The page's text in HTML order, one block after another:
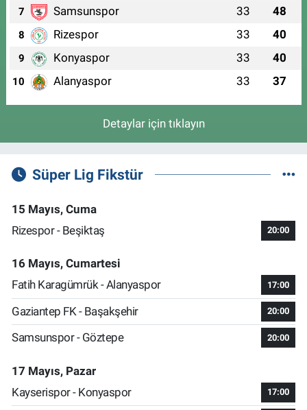
7 Samsunspor 33 48
8 Rizespor 33 40
9 Konyaspor 33 40
10 Alanyaspor 33 37
Detaylar için tıklayın
Süper Lig Fikstür
15 Mayıs, Cuma
Rizespor - Beşiktaş
20:00
16 Mayıs, Cumartesi
Fatih Karagümrük - Alanyaspor
17:00
Gaziantep FK - Başakşehir 20:00
Samsunspor - Göztepe 20:00
17 Mayıs, Pazar
Kayserispor - Konyaspor
17:00